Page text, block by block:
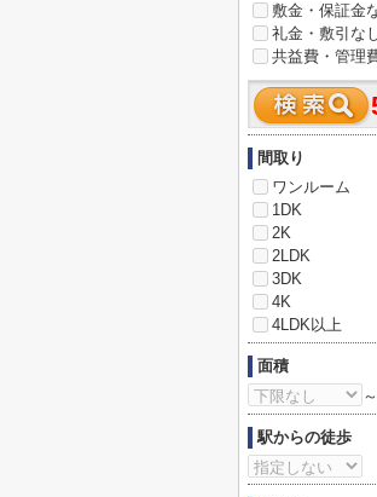
敷金・保証金
礼金・敷引な
共益費・管理
間取り
ワンルーム
1DK
2K
2LDK
3DK
4K
4LDK以上
面積
～
駅からの徒歩